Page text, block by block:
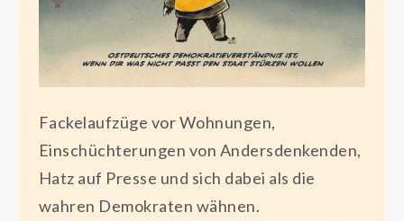
Fackelaufzüge vor Wohnungen,
Einschüchterungen von Andersdenkenden,
Hatz auf Presse und sich dabei als die
wahren Demokraten wähnen.